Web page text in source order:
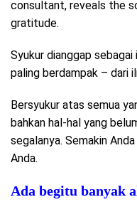
consultant, reveals the
gratitude.
Syukur dianggap
paling berdampak – dari
Bersyukur atas semua
bahkan hal-hal yang
segalanya. Semakin
Anda.
Ada begitu banyak